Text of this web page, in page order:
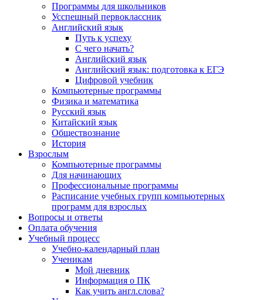
Программы для школьников
Усспешный первоклассник
Английский язык
Путь к успеху
С чего начать?
Английский язык
Английский язык: подготовка к ЕГЭ
Цифровой учебник
Компьютерные программы
Физика и математика
Русский язык
Китайский язык
Обществознание
История
Взрослым
Компьютерные программы
Для начинающих
Профессиональные программы
Расписание учебных групп компьютерных
программ для взрослых
Вопросы и ответы
Оплата обучения
Учебный процесс
Учебно-календарный план
Ученикам
Мой дневник
Информация о ПК
Как учить англ.слова?